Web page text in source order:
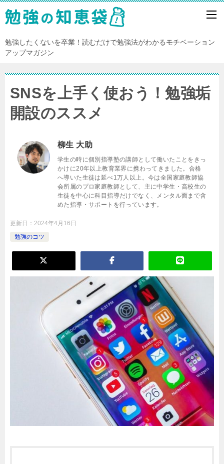
勉強したくないを卒業！読むだけで勉強法がわかるモチベーション
アップマガジン
SNSを上手く使おう！勉強垢
開設のススメ
柳生 大助
学生の時に個別指導塾の講師として働いたことをきっ
かけに20年以上教育業界に携わってきました。合格
へ導いた生徒は延べ1万人以上。今は全国家庭教師協
会所属のプロ家庭教師として、主に中学生・高校生の
生徒を中心に科目指導だけでなく、メンタル面まで含
めた指導・サポートを行っています。
更新日： 2024年4月16日
勉強のコツ